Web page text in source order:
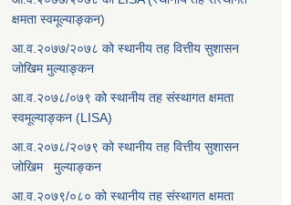
क्षमता स्वमूल्याङ्कन)
आ.व.२०७७/२०७८ को स्थानीय तह वित्तीय सुशासन
जोखिम मुल्याङ्कन
आ.व.२०७८/०७९ को स्थानीय तह संस्थागत क्षमता
स्वमूल्याङ्कन (LISA)
आ.व.२०७८/२०७९ को स्थानीय तह वित्तीय सुशासन
जोखिम मुल्याङ्कन
आ.व.२०७९/०८० को स्थानीय तह संस्थागत क्षमता